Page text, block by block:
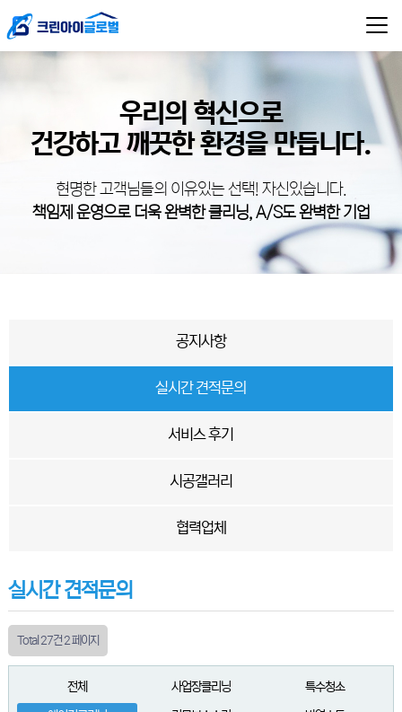
우리의 혁신으로
건강하고 깨끗한 환경을 만듭니다.
현명한 고객님들의 이유있는 선택! 자신있습니다.
책임제 운영으로 더욱 완벽한 클리닝, A/S도 완벽한 기업
공지사항
실시간 견적문의
서비스 후기
시공갤러리
협력업체
실시간 견적문의
Total 27건2 페이지
전체 사업장클리닝
특수청소